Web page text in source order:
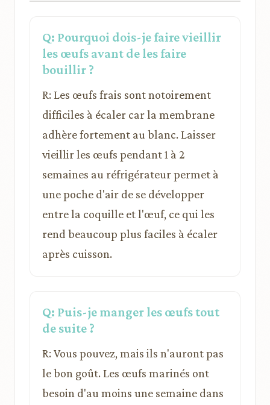
Q: Pourquoi dois-je faire vieillir
les œufs avant de les faire
bouillir ?
R: Les œufs frais sont notoirement
difficiles à écaler car la membrane
adhère fortement au blanc. Laisser
vieillir les œufs pendant 1 à 2
semaines au réfrigérateur permet à
une poche d'air de se développer
entre la coquille et l'œuf, ce qui les
rend beaucoup plus faciles à écaler
après cuisson.
Q: Puis-je manger les œufs tout
de suite ?
R: Vous pouvez, mais ils n'auront pas
le bon goût. Les œufs marinés ont
besoin d'au moins une semaine dans